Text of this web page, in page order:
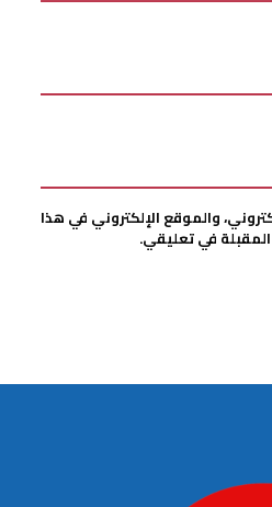
والموقع الإلكتروني في هذا
في تعليقي.